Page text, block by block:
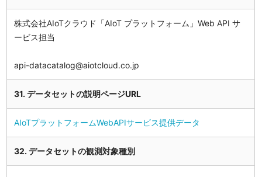
株式会社AIoTクラウド「AIoT プラットフォーム」Web API サ
ービス担当
api-datacatalog@aiotcloud.co.jp
31. データセットの説明ページURL
AIoTプラットフォームWebAPIサービス提供データ
32. データセットの観測対象種別